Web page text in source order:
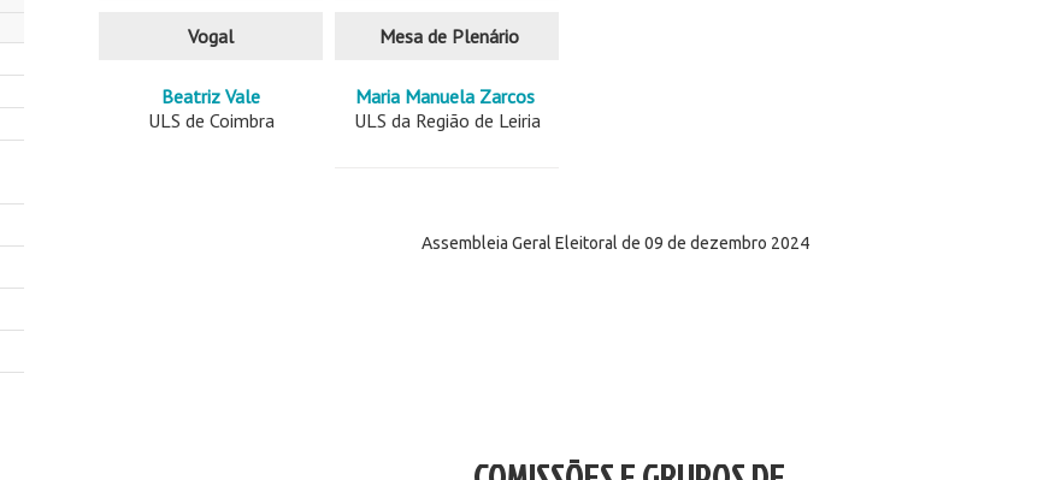
Vogal Mesa de Plenário
Beatriz Vale
ULS de Coimbra
Maria Manuela Zarcos
ULS da Região de Leiria
Assembleia Geral Eleitoral de 09 de dezembro 2024